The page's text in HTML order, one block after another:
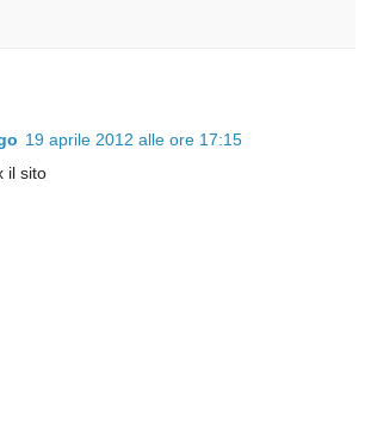
19 aprile 2012 alle ore 17:15
il sito